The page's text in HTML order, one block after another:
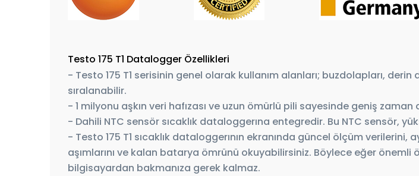
Testo 175 T1 Datalogger Özellikleri
- Testo 175 T1 serisinin genel olarak kullanım alanları; buzdolapları,
sıralanabilir.
- 1 milyonu aşkın veri hafızası ve uzun ömürlü pili sayesinde geniş
- Dahili NTC sensör sıcaklık dataloggerına entegredir. Bu NTC sensör,
- Testo 175 T1 sıcaklık dataloggerının ekranında güncel ölçüm
aşımlarını ve kalan batarya ömrünü okuyabilirsiniz. Böylece eğer önemli
bilgisayardan bakmanıza gerek kalmaz.